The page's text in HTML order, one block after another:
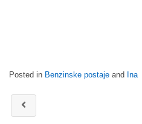
Posted in Benzinske postaje and Ina